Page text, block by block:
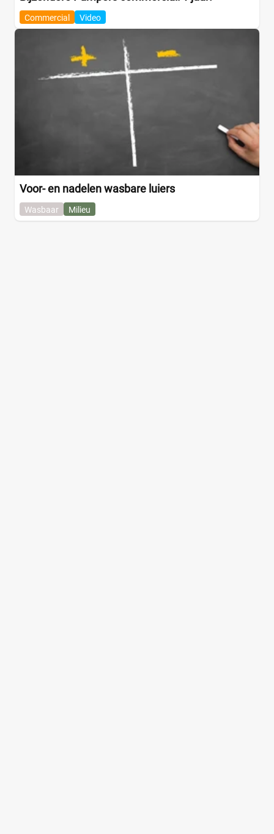
Commercial Video
Voor- en nadelen wasbare luiers
Wasbaar Milieu